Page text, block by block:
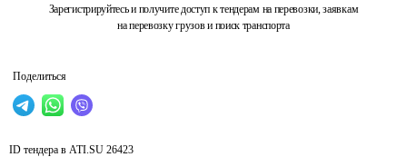
Зарегистрируйтесь и получите доступ к тендерам на перевозки, заявкам
на перевозку грузов и поиск транспорта
Поделиться
ID тендера в ATI.SU 26423